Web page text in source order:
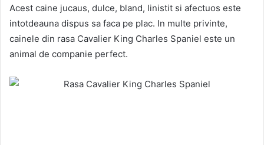
Acest caine jucaus, dulce, bland, linistit si afectuos este
intotdeauna dispus sa faca pe plac. In multe privinte,
cainele din rasa Cavalier King Charles Spaniel este un
animal de companie perfect.